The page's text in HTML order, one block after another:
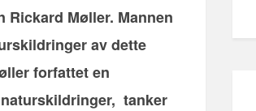
Møller. Mannen
av dette
forfattet en
tanker